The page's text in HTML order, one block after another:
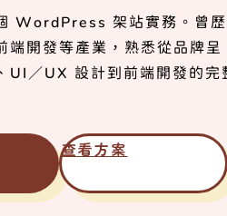
WordPress 架站實務。曾
端開發等產業，熟悉從品牌呈
UI／UX 設計到前端開發的完
查看方案